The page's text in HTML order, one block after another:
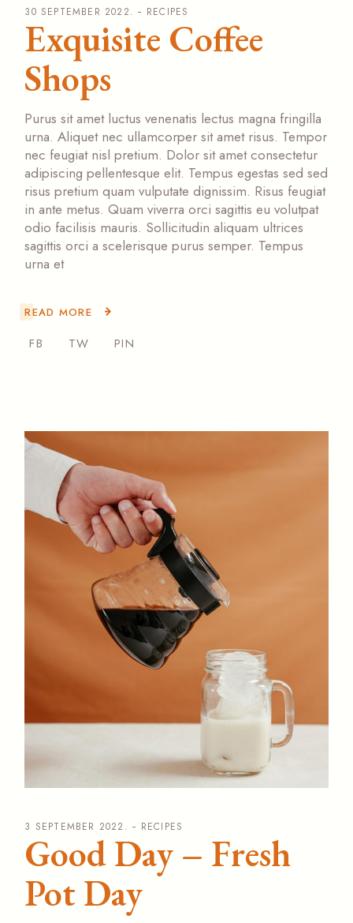
30 SEPTEMBER 2022. RECIPES
Exquisite Coffee
Shops
Purus sit amet luctus venenatis lectus magna fringilla
urna. Aliquet nec ullamcorper sit amet risus. Tempor
nec feugiat nisl pretium. Dolor sit amet consectetur
adipiscing pellentesque elit. Tempus egestas sed sed
risus pretium quam vulputate dignissim. Risus feugiat
in ante metus. Quam viverra orci sagittis eu volutpat
odio facilisis mauris. Sollicitudin aliquam ultrices
sagittis orci a scelerisque purus semper. Tempus
urna et
READ MORE
FB TW PIN
3 SEPTEMBER 2022. RECIPES
Good Day – Fresh
Pot Day